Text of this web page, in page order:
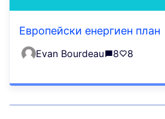
Европейски енергиен план
Evan Bourdeau 8 8